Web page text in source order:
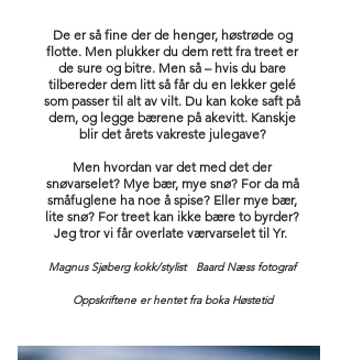
De er så fine der de henger, høstrøde og
flotte. Men plukker du dem rett fra treet er
de sure og bitre. Men så – hvis du bare
tilbereder dem litt så får du en lekker gelé
som passer til alt av vilt. Du kan koke saft på
dem, og legge bærene på akevitt. Kanskje
blir det årets vakreste julegave?
Men hvordan var det med det der
snøvarselet? Mye bær, mye snø? For da må
småfuglene ha noe å spise? Eller mye bær,
lite snø? For treet kan ikke bære to byrder?
Jeg tror vi får overlate værvarselet til Yr.
Magnus Sjøberg kokk/stylist Baard Næss fotograf
Oppskriftene er hentet fra boka Høstetid